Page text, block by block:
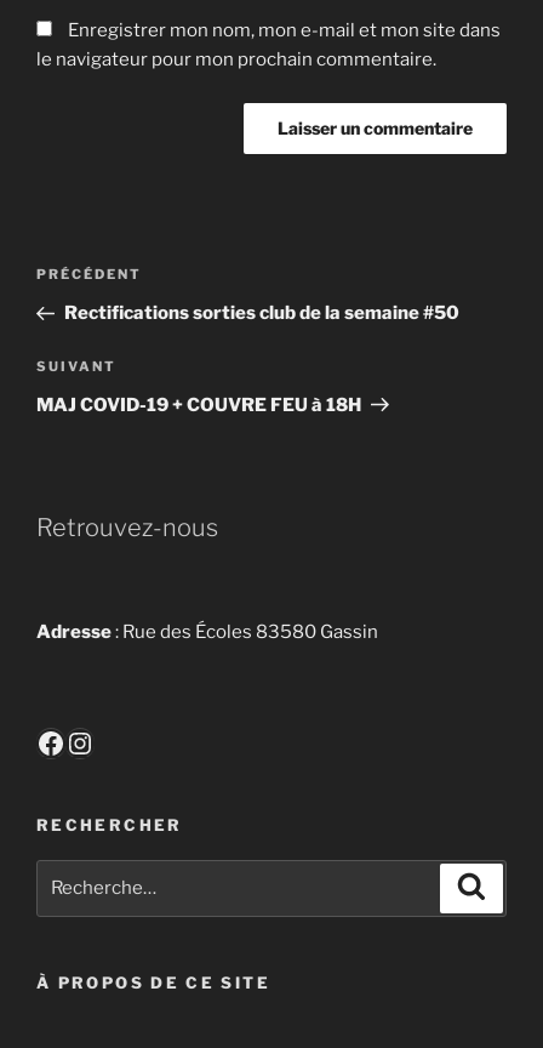
Enregistrer mon nom, mon e-mail et mon site dans
le navigateur pour mon prochain commentaire.
Navigation
l’article
Article
précédent
PRÉCÉDENT
Rectifications sorties club de la semaine #50
Article
suivant
SUIVANT
MAJ COVID-19 + COUVRE FEU à 18H
Retrouvez-nous
Adresse: Rue des Écoles 83580 Gassin
Facebook
Instagram
RECHERCHER
À PROPOS DE CE SITE